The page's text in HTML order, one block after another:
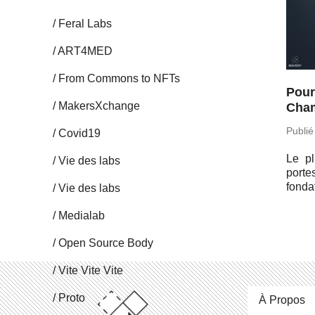
Feral Labs
ART4MED
From Commons to NFTs
Ma­kersX­change
Covid19
Vie des labs
Vie des labs
Me­dia­lab
Open Source Body
Vite Vite Vite
Proto
Le
À Propos